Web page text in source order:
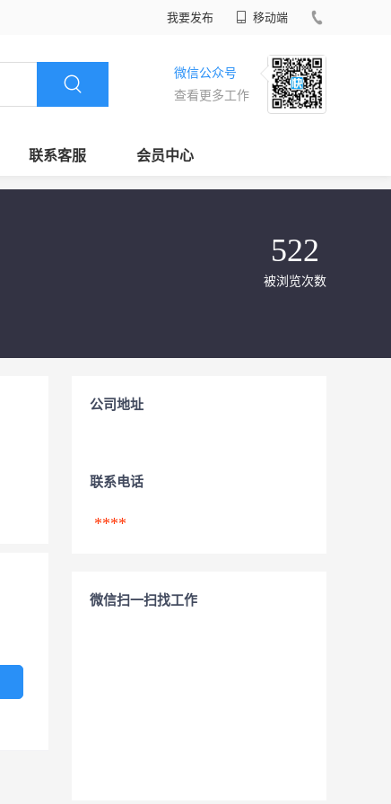
我要发布 移动端
微信公众号
查看更多工作
联系客服 会员中心
522
被浏览次数
公司地址
联系电话
****
微信扫一扫找工作